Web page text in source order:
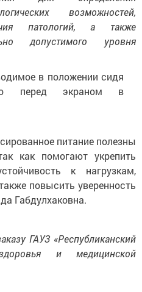
возможностей,
патологий, а также
допустимого уровня
в положении сидя
перед экраном в
питание полезны
как помогают укрепить
к нагрузкам,
повысить уверенность
Габдулхаковна.
ГАУЗ «Республиканский
и медицинской